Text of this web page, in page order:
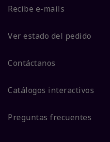
Recibe e-mails
Ver estado del pedido
Contáctanos
Catálogos interactivos
Preguntas frecuentes